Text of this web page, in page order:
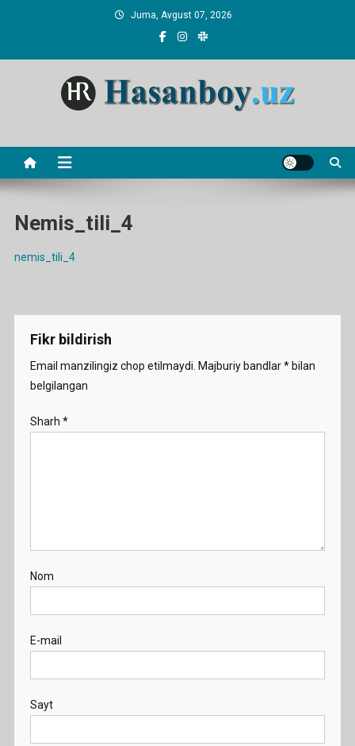
Juma, Avgust 07, 2026
Nemis_tili_4
nemis_tili_4
Fikr bildirish
Email manzilingiz chop etilmaydi. Majburiy bandlar*bilan
belgilangan
Sharh *
Nom
E-mail
Sayt